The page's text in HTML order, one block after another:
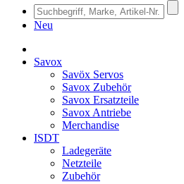
Neu
Savox
Savöx Servos
Savox Zubehör
Savox Ersatzteile
Savox Antriebe
Merchandise
ISDT
Ladegeräte
Netzteile
Zubehör